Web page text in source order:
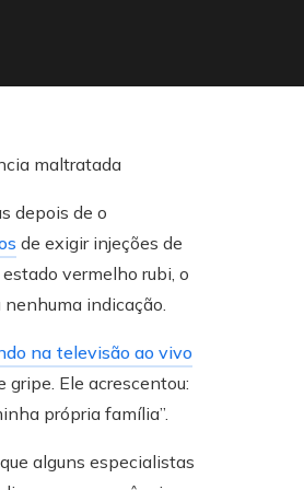
depois de o
de exigir injeções de
vermelho rubi, o
nenhuma indicação.
na televisão ao vivo
Ele acrescentou:
própria família”.
alguns especialistas